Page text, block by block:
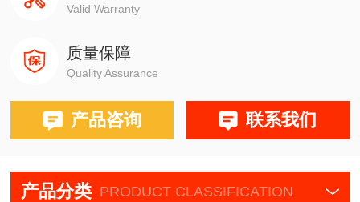
Valid Warranty
质量保障
Quality Assurance
产品咨询 联系我们
产品分类 PRODUCT CLASSIFICATION